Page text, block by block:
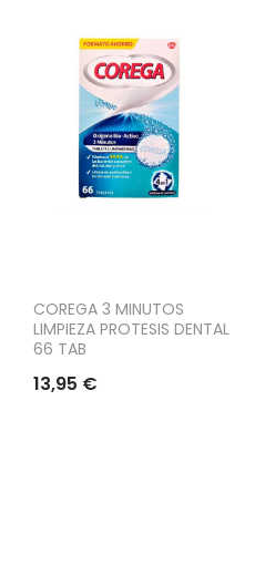
COREGA 3 MINUTOS
LIMPIEZA PROTESIS DENTAL
66 TAB
13,95 €